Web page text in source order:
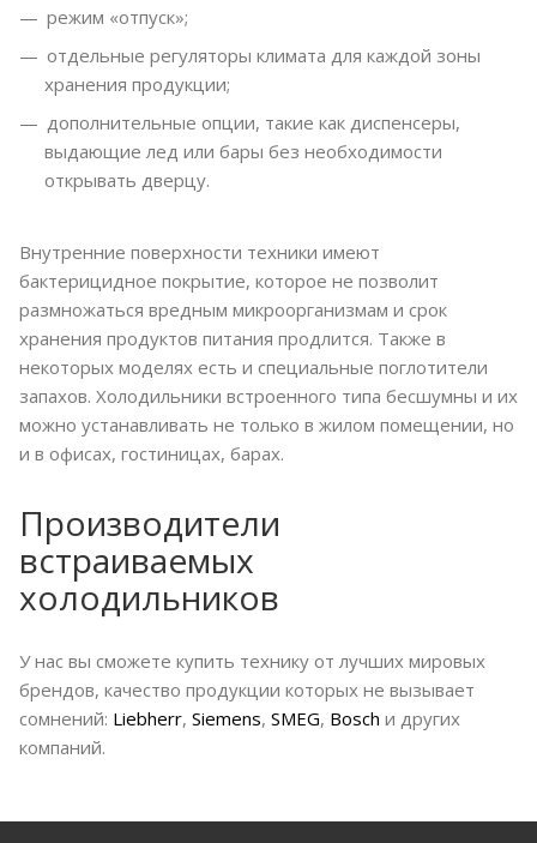
режим «отпуск»;
отдельные регуляторы климата для каждой зоны
хранения продукции;
дополнительные опции, такие как диспенсеры,
выдающие лед или бары без необходимости
открывать дверцу.
Внутренние поверхности техники имеют
бактерицидное покрытие, которое не позволит
размножаться вредным микроорганизмам и срок
хранения продуктов питания продлится. Также в
некоторых моделях есть и специальные поглотители
запахов. Холодильники встроенного типа бесшумны и их
можно устанавливать не только в жилом помещении, но
и в офисах, гостиницах, барах.
Производители
встраиваемых
холодильников
У нас вы сможете купить технику от лучших мировых
брендов, качество продукции которых не вызывает
сомнений: Liebherr, Siemens, SMEG, Bosch и других
компаний.